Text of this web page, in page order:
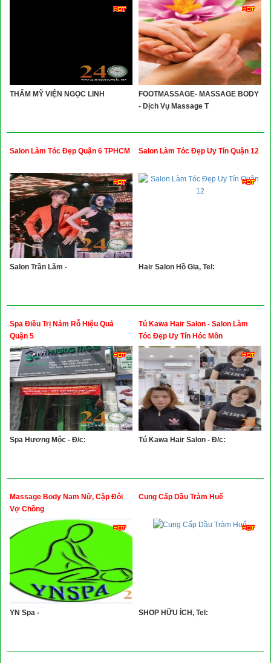
THẨM MỸ VIỆN NGỌC LINH
FOOTMASSAGE- MASSAGE BODY
- Dịch Vụ Massage T
Salon Làm Tóc Đẹp Quận 6 TPHCM
Salon Trần Lãm -
Salon Làm Tóc Đẹp Uy Tín Quận 12
Hair Salon Hồ Gia, Tel:
Spa Điều Trị Nám Rỗ Hiệu Quả
Quận 5
Spa Hương Mộc - Đ/c:
Tú Kawa Hair Salon - Salon Làm
Tóc Đẹp Uy Tín Hóc Môn
Tú Kawa Hair Salon - Đ/c:
Massage Body Nam Nữ, Cặp Đôi
Vợ Chồng
YN Spa -
Cung Cấp Dầu Tràm Huế
SHOP HỮU ÍCH, Tel: